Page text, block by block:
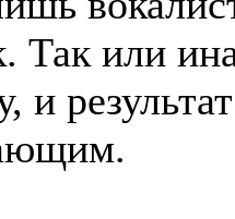
Так или
и